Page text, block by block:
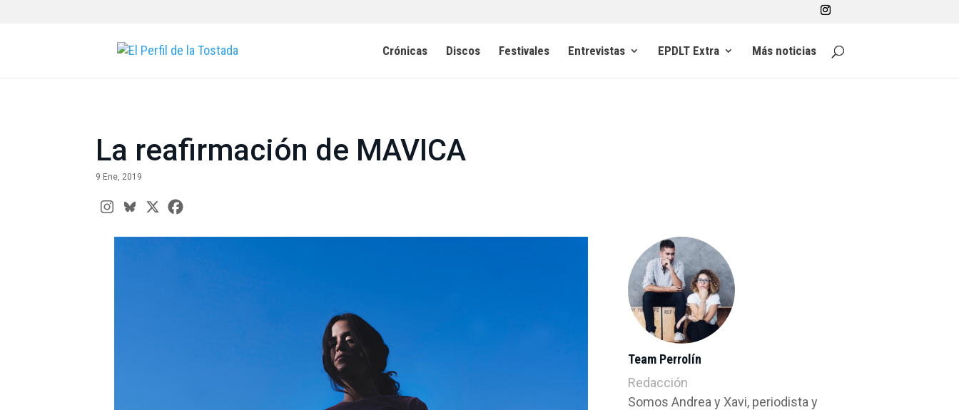
Crónicas Discos Festivales Entrevistas EPDLT Extra Más noticias
La reafirmación de MAVICA
9 Ene, 2019
Team Perrolín
Redacción
Somos Andrea y Xavi, periodista y